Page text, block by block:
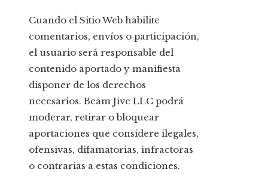
Cuando el Sitio Web habilite
comentarios, envíos o participación,
el usuario será responsable del
contenido aportado y manifiesta
disponer de los derechos
necesarios. Beam Jive LLC podrá
moderar, retirar o bloquear
aportaciones que considere ilegales,
ofensivas, difamatorias, infractoras
o contrarias a estas condiciones.